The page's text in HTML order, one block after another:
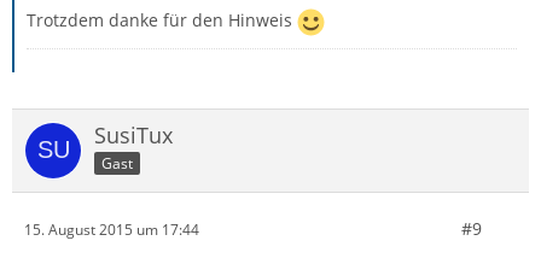
Trotzdem danke für den Hinweis
SusiTux
Gast
15. August 2015 um 17:44 #9